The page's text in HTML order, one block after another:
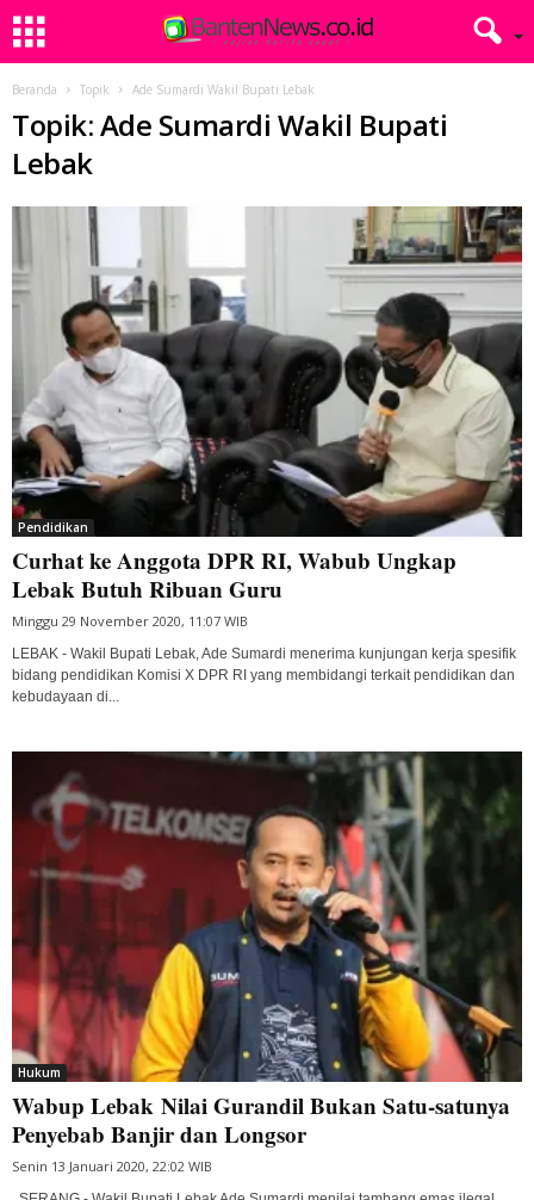
Beranda Topik Ade Sumardi Wakil Bupati Lebak
Topik: Ade Sumardi Wakil Bupati
Lebak
Pendidikan
Curhat ke Anggota DPR RI, Wabub Ungkap
Lebak Butuh Ribuan Guru
Minggu 29 November 2020, 11:07 WIB
LEBAK - Wakil Bupati Lebak, Ade Sumardi menerima kunjungan kerja spesifik
bidang pendidikan Komisi X DPR RI yang membidangi terkait pendidikan dan
kebudayaan di...
Hukum
Wabup Lebak Nilai Gurandil Bukan Satu-satunya
Penyebab Banjir dan Longsor
Senin 13 Januari 2020, 22:02 WIB